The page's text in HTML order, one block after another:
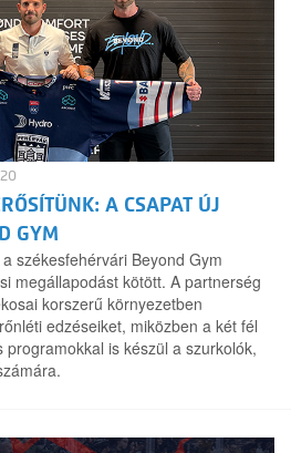
A CSAPAT ÚJ
GYM
székesfehérvári Beyond Gym
megállapodást kötött. A partnerség
korszerű környezetben
edzéseiket, miközben a két fél
is készül a szurkolók,